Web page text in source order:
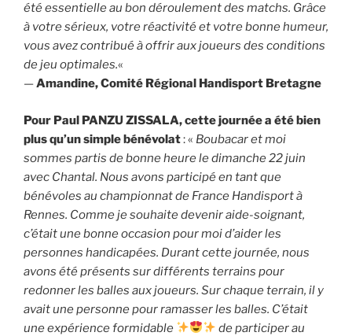
été essentielle au bon déroulement des matchs. Grâce
à votre sérieux, votre réactivité et votre bonne humeur,
vous avez contribué à offrir aux joueurs des conditions
de jeu optimales.«
—Amandine, Comité Régional Handisport Bretagne
Pour Paul PANZU ZISSALA, cette journée a été bien
plus qu’un simple bénévolat: « Boubacar et moi
sommes partis de bonne heure le dimanche 22 juin
avec Chantal. Nous avons participé en tant que
bénévoles au championnat de France Handisport à
Rennes. Comme je souhaite devenir aide-soignant,
c’était une bonne occasion pour moi d’aider les
personnes handicapées. Durant cette journée, nous
avons été présents sur différents terrains pour
redonner les balles aux joueurs. Sur chaque terrain, il y
avait une personne pour ramasser les balles. C’était
une expérience formidable
de participer au